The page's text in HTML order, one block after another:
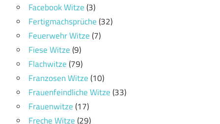
Facebook Witze(3)
Fertigmachsprüche(32)
Feuerwehr Witze(7)
Fiese Witze(9)
Flachwitze(79)
Franzosen Witze(10)
Frauenfeindliche Witze(33)
Frauenwitze(17)
Freche Witze(29)